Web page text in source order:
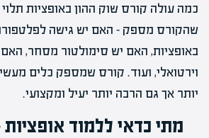
כמה עולה קורס שוק ההון באופציות
שהקורס מספק – האם יש גישה
באופציות, האם יש סימולטור מסחר,
וירטואלי, ועוד. קורס שמספק כלים
יותר אך גם הרבה יותר יעיל ומקצועי.
מתי כדאי ללמוד